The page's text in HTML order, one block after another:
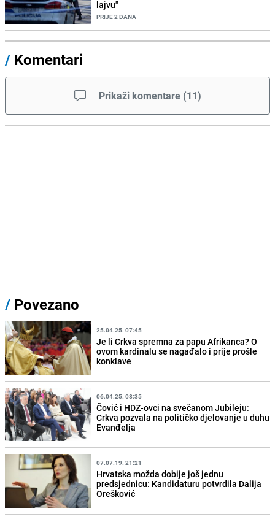
lajvu"
PRIJE 2 DANA
/ Komentari
Prikaži komentare (11)
/ Povezano
25.04.25. 07:45
Je li Crkva spremna za papu Afrikanca? O
ovom kardinalu se nagađalo i prije prošle
konklave
06.04.25. 08:35
Čović i HDZ-ovci na svečanom Jubileju:
Crkva pozvala na političko djelovanje u duhu
Evanđelja
07.07.19. 21:21
Hrvatska možda dobije još jednu
predsjednicu: Kandidaturu potvrdila Dalija
Orešković